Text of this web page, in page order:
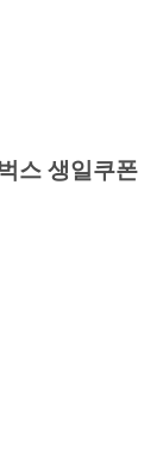
스 생일쿠폰